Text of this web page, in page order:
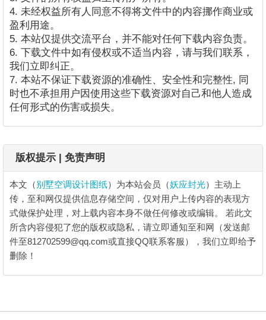
4. 未经权益所有人同意不得将文件中的内容挪作商业或
盈利用途。
5. 本站仅提供交流平台，并不能对任何下载内容负责。
6. 下载文件中如有侵权或不适当内容，请与我们联系，
我们立即纠正。
7. 本站不保证下载资源的准确性、安全性和完整性, 同
时也不承担用户因使用这些下载资源对自己和他人造成
任何形式的伤害或损失。
版权提示 | 免责声明
本文（别墅空调设计图纸）为本站会员（妖应封光）主动上
传，至和网仅提供信息存储空间，仅对用户上传内容的表现方
式做保护处理，对上载内容本身不做任何修改或编辑。 若此文
所含内容侵犯了您的版权或隐私，请立即通知至和网（发送邮
件至812702599@qq.com或直接QQ联系客服），我们立即给予
删除！